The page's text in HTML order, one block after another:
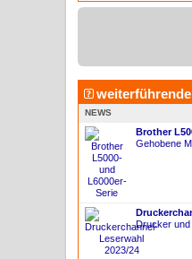
NEWS
Brother
Gehobene
Drucker